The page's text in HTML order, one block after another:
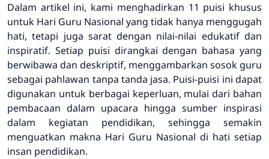
Dalam artikel ini, kami menghadirkan 11 puisi khusus
untuk Hari Guru Nasional yang tidak hanya menggugah
hati, tetapi juga sarat dengan nilai-nilai edukatif dan
inspiratif. Setiap puisi dirangkai dengan bahasa yang
berwibawa dan deskriptif, menggambarkan sosok guru
sebagai pahlawan tanpa tanda jasa. Puisi-puisi ini dapat
digunakan untuk berbagai keperluan, mulai dari bahan
pembacaan dalam upacara hingga sumber inspirasi
dalam kegiatan pendidikan, sehingga semakin
menguatkan makna Hari Guru Nasional di hati setiap
insan pendidikan.